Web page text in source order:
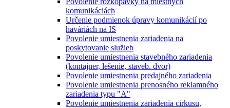
komunikáciách
Určenie podmienok úpravy komunikácií po
haváriách na IS
Povolenie umiestnenia zariadenia na
poskytovanie služieb
Povolenie umiestnenia stavebného zariadenia
(kontajner, lešenie, staveb. dvor)
Povolenie umiestnenia predajného zariadenia
Povolenie umiestnenia prenosného reklamného
zariadenia typu "A"
Povolenie umiestnenia zariadenia cirkusu,